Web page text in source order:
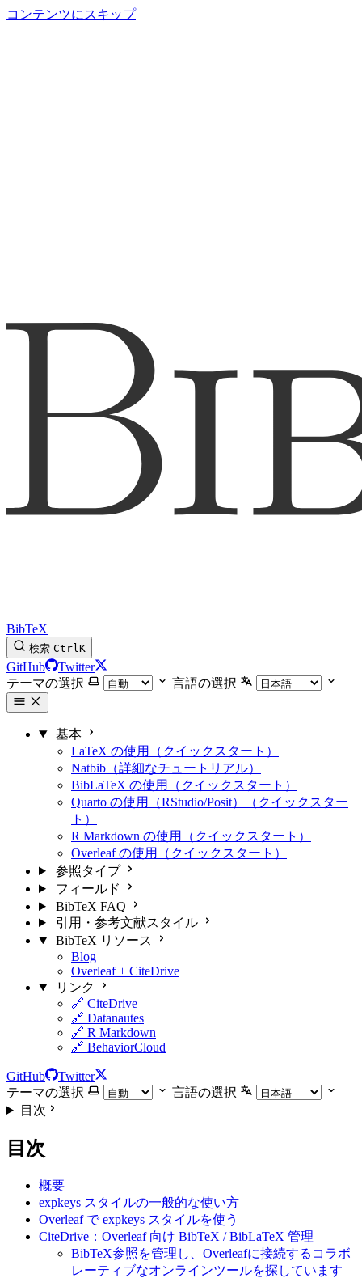
コンテンツにスキップ
BibTeX
検索 CtrlK
GitHub
Twitter
テーマの選択
言語の選択
基本
LaTeX の使用（クイックスタート）
Natbib（詳細なチュートリアル）
BibLaTeX の使用（クイックスタート）
Quarto の使用（RStudio/Posit）（クイックスター
ト）
R Markdown の使用（クイックスタート）
Overleaf の使用（クイックスタート）
参照タイプ
フィールド
BibTeX FAQ
引用・参考文献スタイル
BibTeX リソース
Blog
Overleaf + CiteDrive
リンク
🔗 CiteDrive
🔗 Datanautes
🔗 R Markdown
🔗 BehaviorCloud
GitHub
Twitter
テーマの選択
言語の選択
目次
目次
概要
expkeys スタイルの一般的な使い方
Overleaf で expkeys スタイルを使う
CiteDrive：Overleaf 向け BibTeX / BibLaTeX 管理
BibTeX参照を管理し、Overleafに接続するコラボ
レーティブなオンラインツールを探しています